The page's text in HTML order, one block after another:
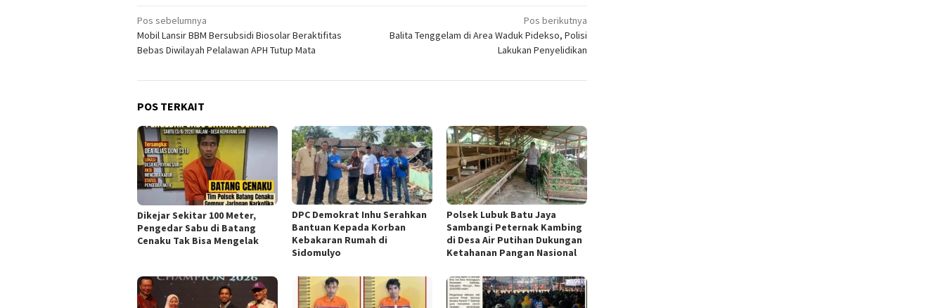
Navigasi
pos
Pos sebelumnya
Mobil Lansir BBM Bersubsidi Biosolar Beraktifitas
Bebas Diwilayah Pelalawan APH Tutup Mata
Pos berikutnya
Balita Tenggelam di Area Waduk Pidekso, Polisi
Lakukan Penyelidikan
POS TERKAIT
Dikejar Sekitar 100 Meter,
Pengedar Sabu di Batang
Cenaku Tak Bisa Mengelak
DPC Demokrat Inhu Serahkan
Bantuan Kepada Korban
Kebakaran Rumah di
Sidomulyo
Polsek Lubuk Batu Jaya
Sambangi Peternak Kambing
di Desa Air Putihan Dukungan
Ketahanan Pangan Nasional